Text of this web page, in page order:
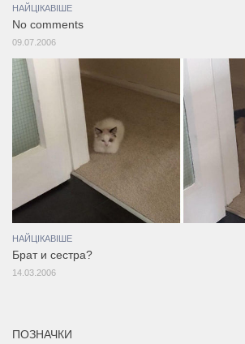
НАЙЦІКАВІШЕ
No comments
09.07.2006
НАЙЦІКАВІШЕ
Брат и сестра?
14.03.2006
ПОЗНАЧКИ